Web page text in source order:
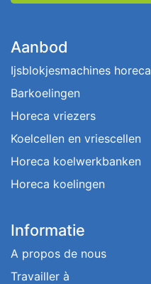
Aanbod
Ijsblokjesmachines horeca
Barkoelingen
Horeca vriezers
Koelcellen en vriescellen
Horeca koelwerkbanken
Horeca koelingen
Informatie
A propos de nous
Travailler à